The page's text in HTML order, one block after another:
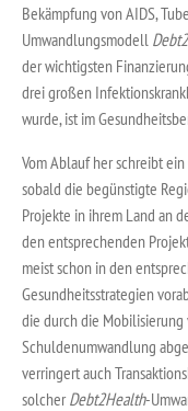
Bekämpfung von AIDS,
Umwandlungsmodell
der wichtigsten
drei großen
wurde, ist im
Vom Ablauf her schreibt
sobald die begünstigte
Projekte in ihrem Land an
den entsprechenden
meist schon in den
Gesundheitsstrategien
die durch die
Schuldenumwandlung
verringert auch
solcherDebt2Health-